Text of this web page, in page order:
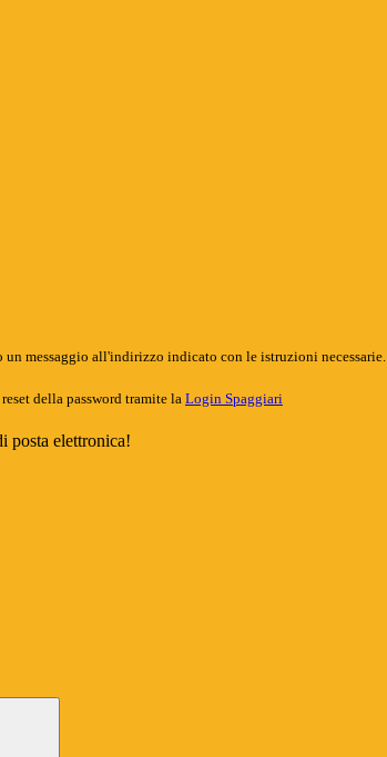
un messaggio all'indirizzo indicato con le istruzioni necessarie.
della password tramite la Login Spaggiari
posta elettronica!